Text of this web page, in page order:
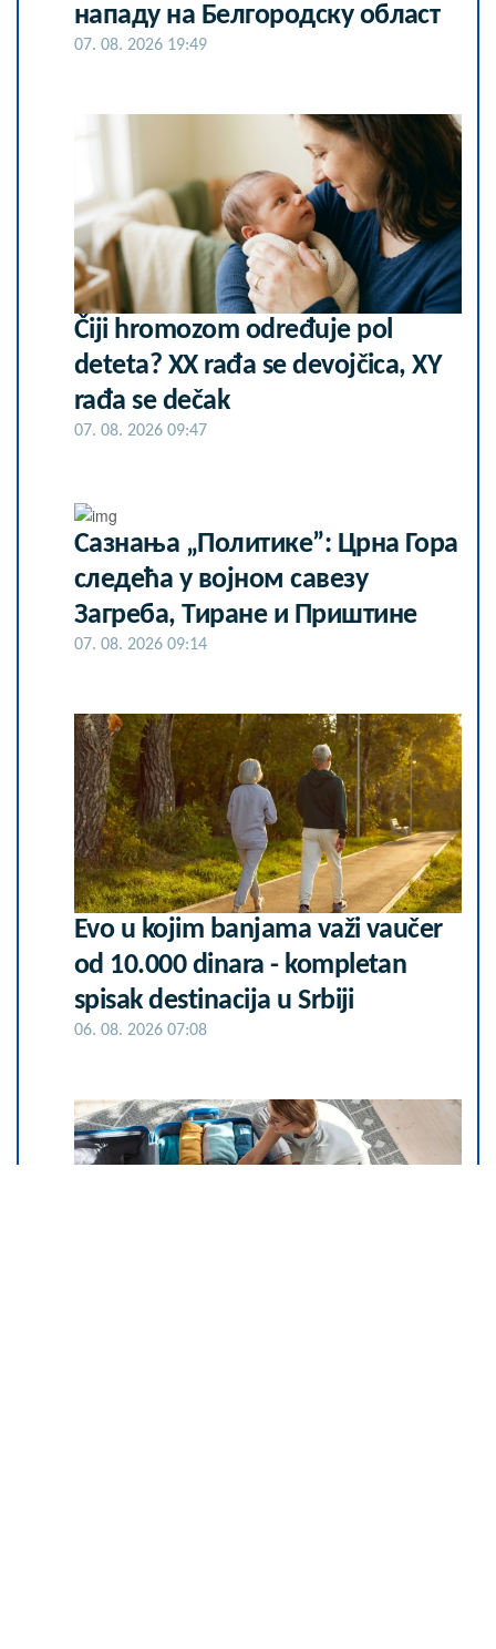
нападу на Белгородску област
07. 08. 2026 19:49
Čiji hromozom određuje pol
deteta? XX rađa se devojčica, XY
rađa se dečak
07. 08. 2026 09:47
Сазнања „Политике”: Црна Гора
следећа у војном савезу
Загреба, Тиране и Приштине
07. 08. 2026 09:14
Evo u kojim banjama važi vaučer
od 10.000 dinara - kompletan
spisak destinacija u Srbiji
06. 08. 2026 07:08